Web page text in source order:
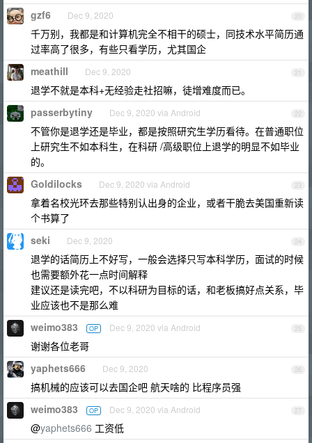
20
gzf6 Dec 9, 2020
千万别，我都是和计算机完全不相干的硕士，同技术水平简历通
过率高了很多，有些只看学历，尤其国企
21
meathill Dec 9, 2020
退学不就是本科+无经验走社招嘛，徒增难度而已。
22
passerbytiny Dec 9, 2020 via Android
不管你是退学还是毕业，都是按照研究生学历看待。在普通职位
上研究生不如本科生，在科研 /高级职位上退学的明显不如毕业
的。
23
Goldilocks Dec 9, 2020 via Android
拿着名校光环去那些特别认出身的企业，或者干脆去美国重新读
个书算了
24
seki Dec 9, 2020
退学的话简历上不好写，一般会选择只写本科学历，面试的时候
也需要额外花一点时间解释
建议还是读完吧，不以科研为目标的话，和老板搞好点关系，毕
业应该也不是那么难
25
weimo383 OP Dec 9, 2020 via Android
谢谢各位老哥
26
yaphets666 Dec 9, 2020
搞机械的应该可以去国企吧 航天啥的 比程序员强
27
weimo383 OP Dec 9, 2020 via Android
@yaphets666 工资低